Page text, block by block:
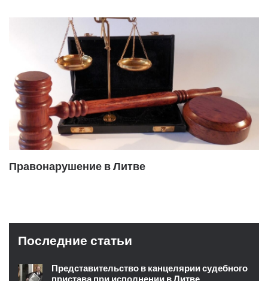
Правонарушение в Литве
Последние статьи
Представительство в канцелярии судебного